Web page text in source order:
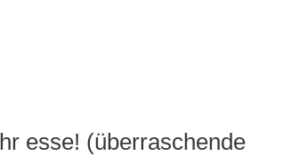
esse! (überraschende